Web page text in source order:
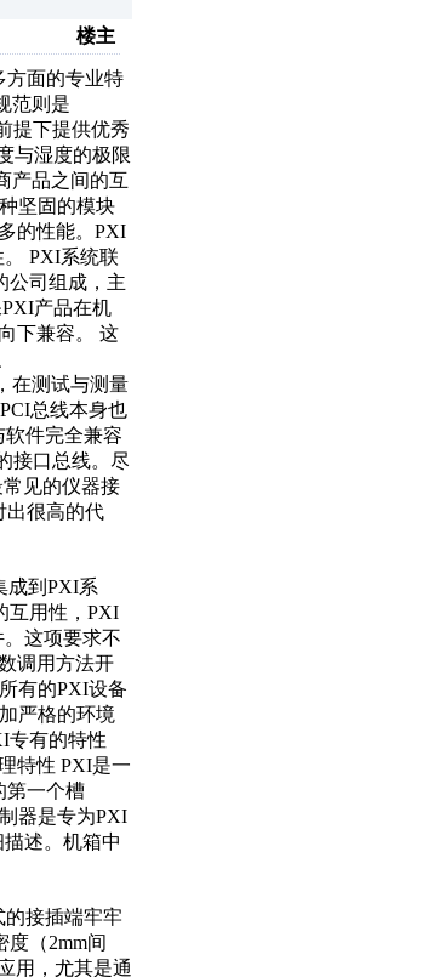
楼主
方面的专业特
范则是
提下提供优秀
与湿度的极限
产品之间的互
坚固的模块
的性能。PXI
PXI系统联
公司组成，主
产品在机
下兼容。 这
在测试与测量
总线本身也
件完全兼容
接口总线。尽
见的仪器接
出很高的代
成到PXI系
互用性，PXI
这项要求不
调用方法开
有的PXI设备
严格的环境
专有的特性
特性 PXI是一
第一个槽
器是专为PXI
述。机箱中
的接插端牢牢
（2mm间
用，尤其是通